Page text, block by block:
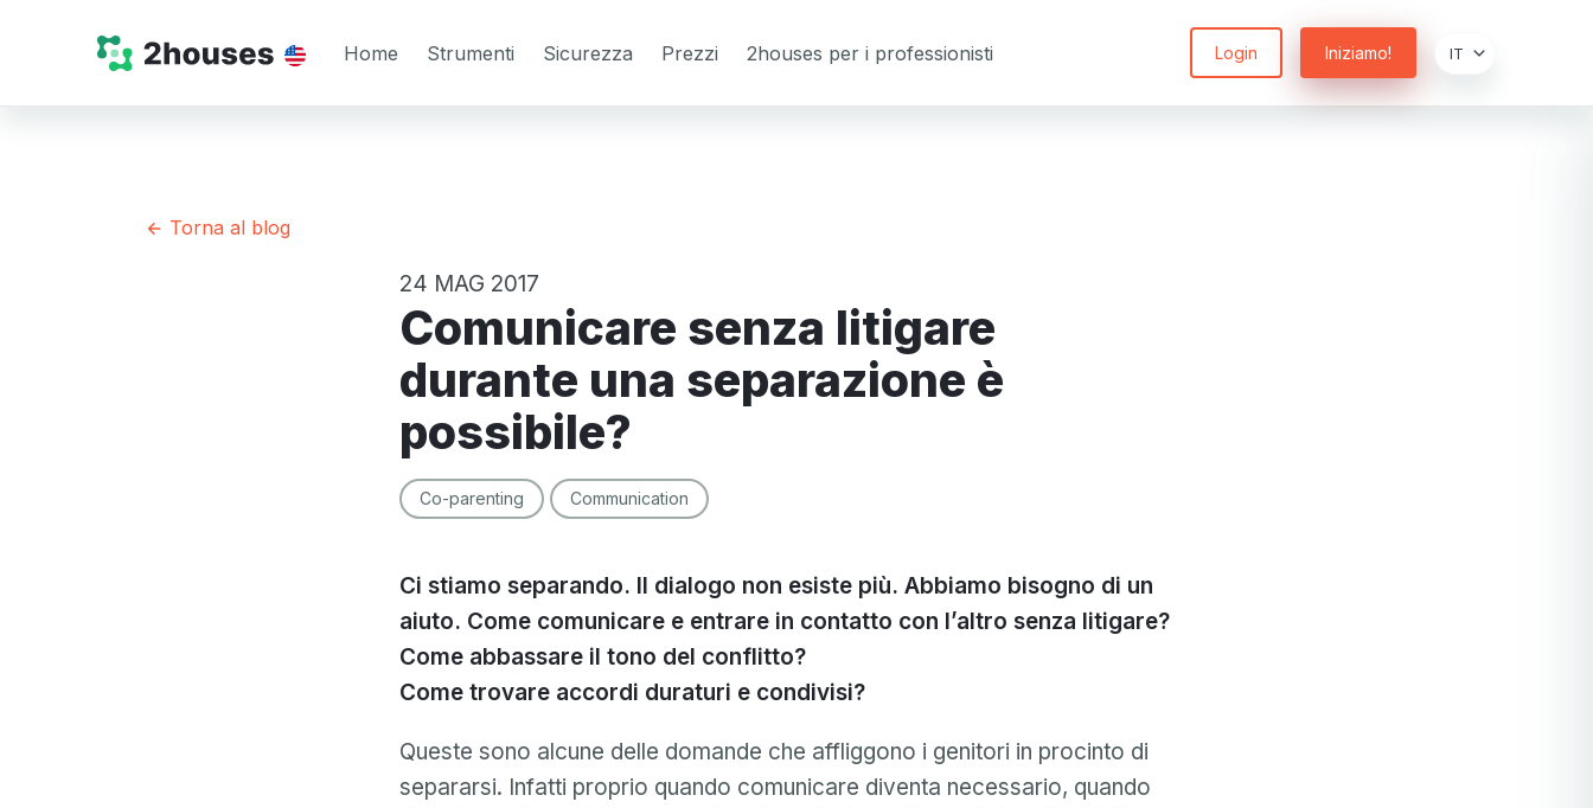
Home Strumenti Sicurezza Prezzi 2houses per i professionisti Login Iniziamo!
Torna al blog
24 MAG 2017
Comunicare senza litigare
durante una separazione è
possibile?
Co-parenting Communication
Ci stiamo separando. Il dialogo non esiste più. Abbiamo bisogno di un
aiuto. Come comunicare e entrare in contatto con l’altro senza litigare?
Come abbassare il tono del conflitto?
Come trovare accordi duraturi e condivisi?
Queste sono alcune delle domande che affliggono i genitori in procinto di
separarsi. Infatti proprio quando comunicare diventa necessario, quando